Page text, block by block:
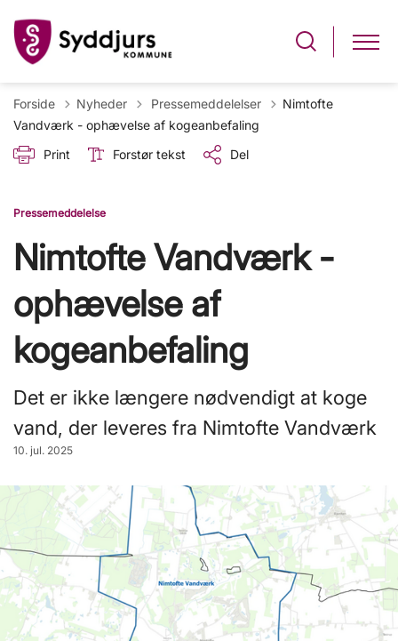
Forside Nyheder Tilbage til
Pressemeddelelser
Nimtofte
Vandværk - ophævelse af kogeanbefaling
Print
Forstør tekst Del
Pressemeddelelse
Nimtofte Vandværk -
ophævelse af
kogeanbefaling
Det er ikke længere nødvendigt at koge
vand, der leveres fra Nimtofte Vandværk
10. jul. 2025